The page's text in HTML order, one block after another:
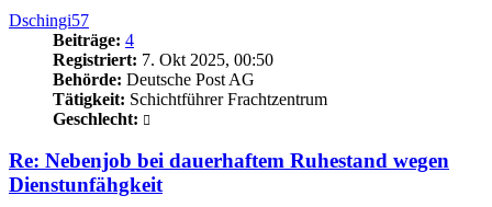
Dschingi57
Beiträge: 4
Registriert: 7. Okt 2025, 00:50
Behörde: Deutsche Post AG
Tätigkeit: Schichtführer Frachtzentrum
Geschlecht:
Re: Nebenjob bei dauerhaftem Ruhestand wegen
Dienstunfähgkeit